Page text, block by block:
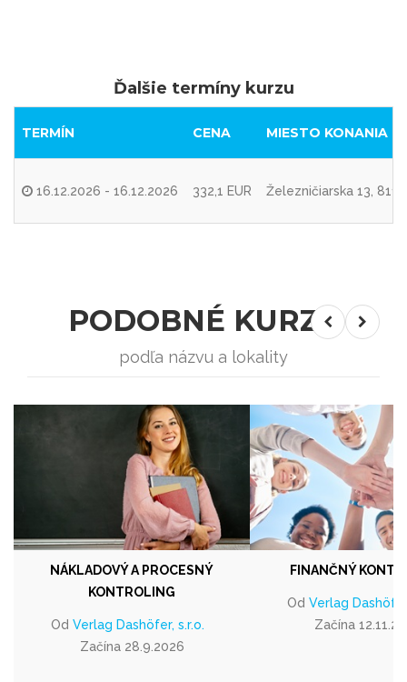
Ďalšie termíny kurzu
TERMÍN CENA MIESTO KONANIA
16.12.2026 - 16.12.2026 332,1 EUR Železničiarska 13,
PODOBNÉ KURZY
podľa názvu a lokality
NÁKLADOVÝ A PROCESNÝ
KONTROLING
Od Verlag Dashöfer, s.r.o.
Začína 28.9.2026
FINANČNÝ
Od Verlag
Začína